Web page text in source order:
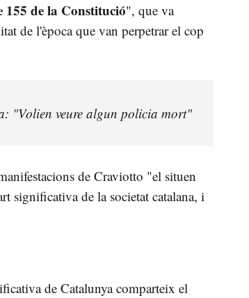
155 de la Constitució", que va
de l'època que van perpetrar el cop
"Volien veure algun policia mort"
de Craviotto "el situen
significativa de la societat catalana, i
de Catalunya comparteix el